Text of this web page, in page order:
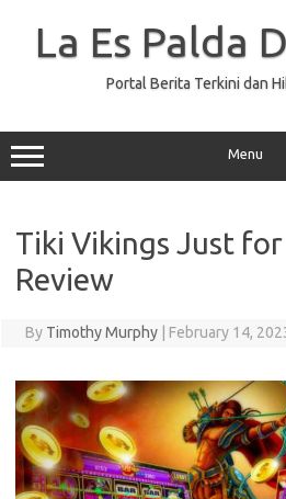
La Es Palda
Portal Berita Terkini dan
Menu
Tiki Vikings Just
Review
By Timothy Murphy February 14,